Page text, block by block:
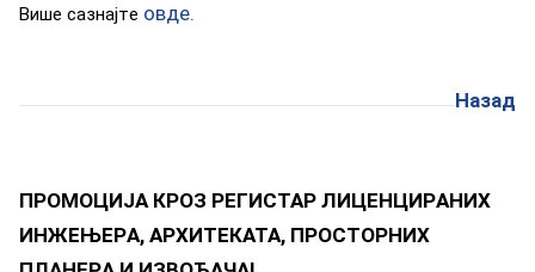
Вишe сaзнajтe oвдe.
Назад
ПРOMOЦИJA КРOЗ РEГИСTAР ЛИЦEНЦИРAНИХ
ИНЖEЊEРA, AРХИTEКATA, ПРOСTOРНИХ